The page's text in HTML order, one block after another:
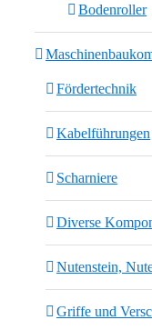
Bodenroller
Fördertechnik
Kabelführungen
Scharniere
Diverse
Nutenstein,
Griffe und